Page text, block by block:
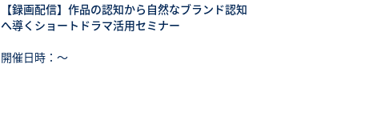
【録画配信】作品の認知から自然なブランド認知
へ導くショートドラマ活用セミナー
開催日時：〜